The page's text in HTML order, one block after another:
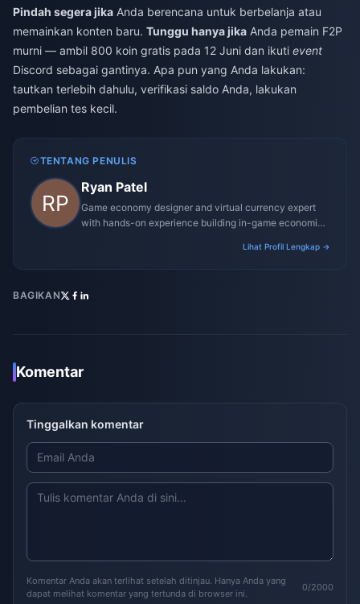
Pindah segera jika Anda berencana untuk berbelanja atau
memainkan konten baru. Tunggu hanya jika Anda pemain F2P
murni — ambil 800 koin gratis pada 12 Juni dan ikuti event
Discord sebagai gantinya. Apa pun yang Anda lakukan:
tautkan terlebih dahulu, verifikasi saldo Anda, lakukan
pembelian tes kecil.
TENTANG PENULIS
Ryan Patel
Game economy designer and virtual currency expert
with hands-on experience building in-game economies
Lihat Profil Lengkap →
BAGIKAN
Komentar
Tinggalkan komentar
Komentar Anda akan terlihat setelah ditinjau. Hanya Anda yang
dapat melihat komentar yang tertunda di browser ini.
0/2000